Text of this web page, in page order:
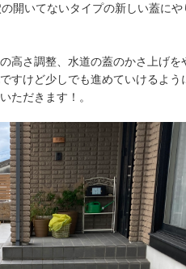
開いてないタイプの新しい蓋にや
高さ調整、水道の蓋のかさ上げを
すけど少しでも進めていけるよう
ただきます！。